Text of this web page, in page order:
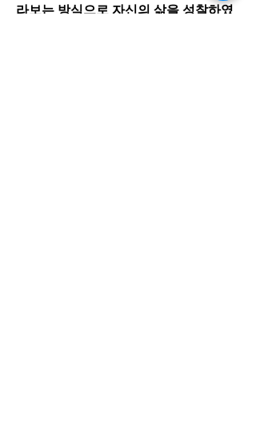
라보는 방식으로 자신의 삶을 성찰하였